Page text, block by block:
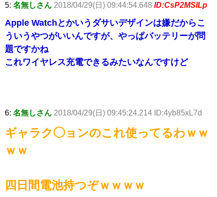
5: 名無しさん 2018/04/29(日) 09:44:54.648 ID:CsP2MSILp
Apple Watchとかいうダサいデザインは嫌だからこ
ういうやつがいいんですが、やっぱバッテリーが問
題ですかね
これワイヤレス充電できるみたいなんですけど
6: 名無しさん 2018/04/29(日) 09:45:24.214 ID:4yb85xL7d
ギャラク◯ョンのこれ使ってるわｗｗ
ｗｗ
四日間電池持つぞｗｗｗｗ